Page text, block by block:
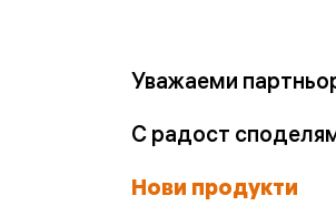
Уважаеми
С радост
Нови продукти